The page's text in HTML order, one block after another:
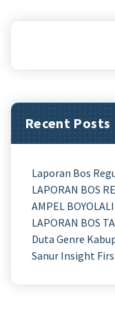
Recent Posts
Laporan Bos
LAPORAN BOS
AMPEL
LAPORAN BOS
Duta Genre
Sanur Insight